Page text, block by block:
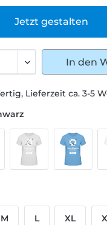
Jetzt gestalten
Lieferzeit ca. 3-5
M L XL
In den